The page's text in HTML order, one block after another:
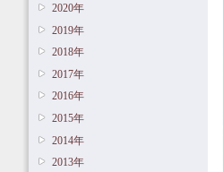
2020年
2019年
2018年
2017年
2016年
2015年
2014年
2013年